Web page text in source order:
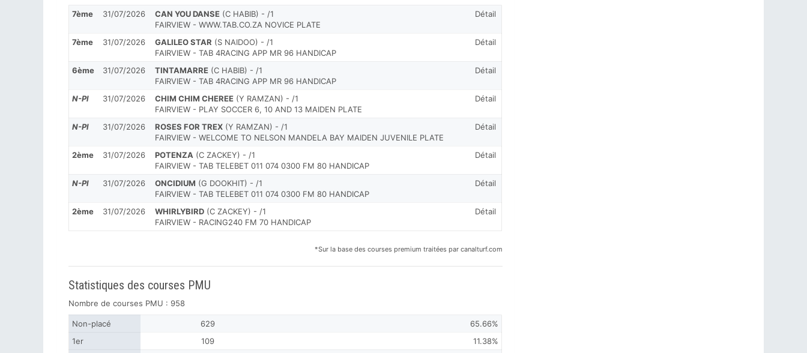
7ème 31/07/2026 CAN YOU DANSE (C HABIB) - /1
FAIRVIEW - WWW.TAB.CO.ZA NOVICE PLATE
Détail
7ème 31/07/2026 GALILEO STAR (S NAIDOO) - /1
FAIRVIEW - TAB 4RACING APP MR 96 HANDICAP
Détail
6ème 31/07/2026 TINTAMARRE (C HABIB) - /1
FAIRVIEW - TAB 4RACING APP MR 96 HANDICAP
Détail
N-Pl 31/07/2026 CHIM CHIM CHEREE (Y RAMZAN) - /1
FAIRVIEW - PLAY SOCCER 6, 10 AND 13 MAIDEN PLATE
Détail
N-Pl 31/07/2026 ROSES FOR TREX (Y RAMZAN) - /1
FAIRVIEW - WELCOME TO NELSON MANDELA BAY MAIDEN JUVENILE PLATE
Détail
2ème 31/07/2026 POTENZA (C ZACKEY) - /1
FAIRVIEW - TAB TELEBET 011 074 0300 FM 80 HANDICAP
Détail
N-Pl 31/07/2026 ONCIDIUM (G DOOKHIT) - /1
FAIRVIEW - TAB TELEBET 011 074 0300 FM 80 HANDICAP
Détail
2ème 31/07/2026 WHIRLYBIRD (C ZACKEY) - /1
FAIRVIEW - RACING240 FM 70 HANDICAP
Détail
*Sur la base des courses premium traitées par canalturf.com
Statistiques des courses PMU
Nombre de courses PMU : 958
Non-placé 629
65.66%
1er
109
11.38%